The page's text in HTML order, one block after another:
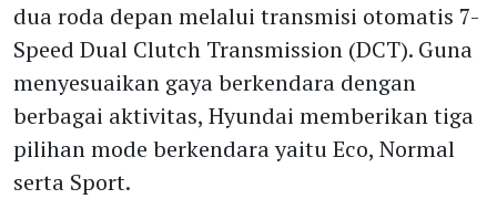
dua roda depan melalui transmisi otomatis 7-
Speed Dual Clutch Transmission (DCT). Guna
menyesuaikan gaya berkendara dengan
berbagai aktivitas, Hyundai memberikan tiga
pilihan mode berkendara yaitu Eco, Normal
serta Sport.